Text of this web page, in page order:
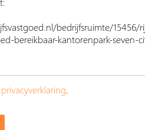
privacyverklaring